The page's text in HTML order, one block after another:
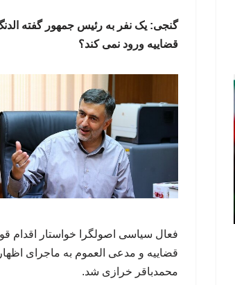
گنجی: یک نفر به رئیس جمهور گفته
قضاییه ورود نمی کند؟
فعال سیاسی اصولگرا خواستار اقدام
قضاییه و مدعی العموم به ماجرای
محمدباقر خرازی شد.